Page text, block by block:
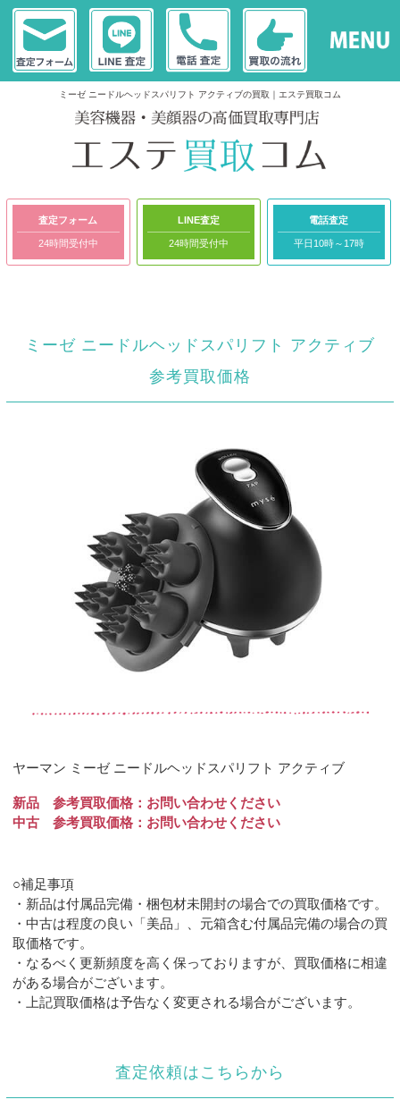
ミーゼ ニードルヘッドスパリフト アクティブの買取｜エステ買取コム
査定フォーム
24時間受付中
LINE査定
24時間受付中
電話査定
平日10時～17時
ミーゼ ニードルヘッドスパリフト アクティブ
参考買取価格
ヤーマン ミーゼ ニードルヘッドスパリフト アクティブ
新品 参考買取価格：お問い合わせください
中古 参考買取価格：お問い合わせください
○補足事項
・新品は付属品完備・梱包材未開封の場合での買取価格です。
・中古は程度の良い「美品」、元箱含む付属品完備の場合の買
取価格です。
・なるべく更新頻度を高く保っておりますが、買取価格に相違
がある場合がございます。
・上記買取価格は予告なく変更される場合がございます。
査定依頼はこちらから